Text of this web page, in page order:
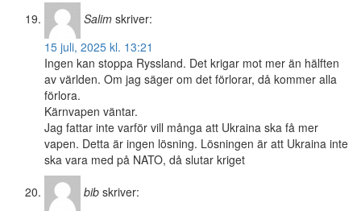
Salim skriver:
15 juli, 2025 kl. 13:21
Ingen kan stoppa Ryssland. Det krigar mot mer än hälften
av världen. Om jag säger om det förlorar, då kommer alla
förlora.
Kärnvapen väntar.
Jag fattar inte varför vill många att Ukraina ska få mer
vapen. Detta är ingen lösning. Lösningen är att Ukraina inte
ska vara med på NATO, då slutar kriget
bib skriver: